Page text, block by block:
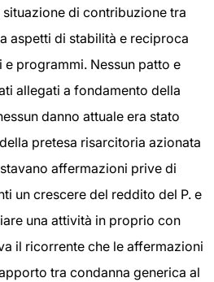
di contribuzione tra
aspetti di stabilità e reciproca
programmi. Nessun patto e
allegati a fondamento della
danno attuale era stato
pretesa risarcitoria azionata
affermazioni prive di
un crescere del reddito del P. e
una attività in proprio con
il ricorrente che le affermazioni
tra condanna generica al